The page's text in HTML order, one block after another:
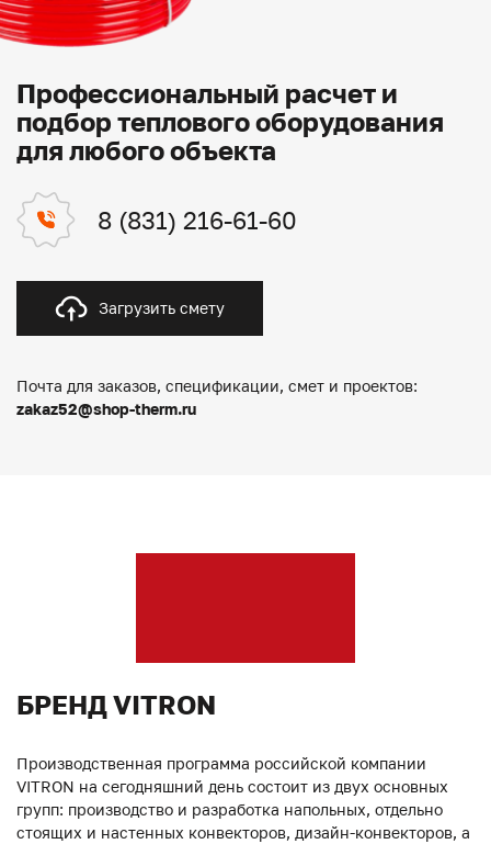
Профессиональный расчет и
подбор теплового оборудования
для любого объекта
8 (831) 216-61-60
Загрузить смету
Почта для заказов, спецификации, смет и проектов:
zakaz52@shop-therm.ru
БРЕНД VITRON
Производственная программа российской компании
VITRON на сегодняшний день состоит из двух основных
групп: производство и разработка напольных, отдельно
стоящих и настенных конвекторов, дизайн-конвекторов, а